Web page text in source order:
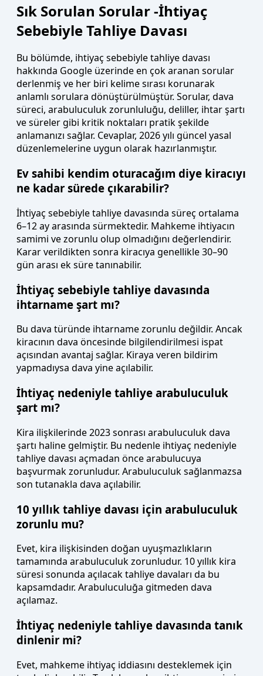
Sık Sorulan Sorular -İhtiyaç
Sebebiyle Tahliye Davası
Bu bölümde, ihtiyaç sebebiyle tahliye davası
hakkında Google üzerinde en çok aranan sorular
derlenmiş ve her biri kelime sırası korunarak
anlamlı sorulara dönüştürülmüştür. Sorular, dava
süreci, arabuluculuk zorunluluğu, deliller, ihtar şartı
ve süreler gibi kritik noktaları pratik şekilde
anlamanızı sağlar. Cevaplar, 2026 yılı güncel yasal
düzenlemelerine uygun olarak hazırlanmıştır.
Ev sahibi kendim oturacağım diye kiracıyı
ne kadar sürede çıkarabilir?
İhtiyaç sebebiyle tahliye davasında süreç ortalama
6–12 ay arasında sürmektedir. Mahkeme ihtiyacın
samimi ve zorunlu olup olmadığını değerlendirir.
Karar verildikten sonra kiracıya genellikle 30–90
gün arası ek süre tanınabilir.
İhtiyaç sebebiyle tahliye davasında
ihtarname şart mı?
Bu dava türünde ihtarname zorunlu değildir. Ancak
kiracının dava öncesinde bilgilendirilmesi ispat
açısından avantaj sağlar. Kiraya veren bildirim
yapmadıysa dava yine açılabilir.
İhtiyaç nedeniyle tahliye arabuluculuk
şart mı?
Kira ilişkilerinde 2023 sonrası arabuluculuk dava
şartı haline gelmiştir. Bu nedenle ihtiyaç nedeniyle
tahliye davası açmadan önce arabulucuya
başvurmak zorunludur. Arabuluculuk sağlanmazsa
son tutanakla dava açılabilir.
10 yıllık tahliye davası için arabuluculuk
zorunlu mu?
Evet, kira ilişkisinden doğan uyuşmazlıkların
tamamında arabuluculuk zorunludur. 10 yıllık kira
süresi sonunda açılacak tahliye davaları da bu
kapsamdadır. Arabuluculuğa gitmeden dava
açılamaz.
İhtiyaç nedeniyle tahliye davasında tanık
dinlenir mi?
Evet, mahkeme ihtiyaç iddiasını desteklemek için